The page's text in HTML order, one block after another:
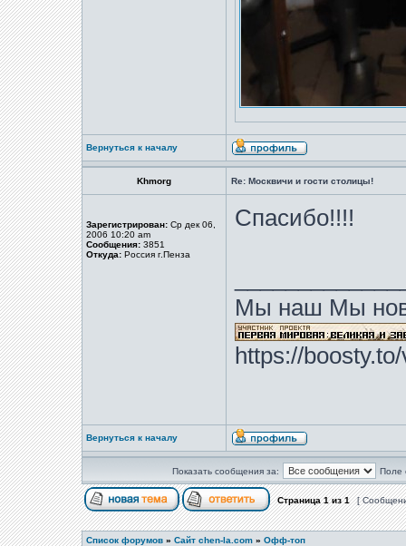
Вернуться к началу
Khmorg Re: Москвичи и гости столицы!
Зарегистрирован: Ср дек 06,
2006 10:20 am
Сообщения: 3851
Откуда: Россия г.Пенза
Спасибо!!!!
Мы наш Мы
https://
Вернуться к началу
Показать сообщения за: Поле
Страница1из1 [
Список форумов » Сайт chen-la.com » Офф-топ